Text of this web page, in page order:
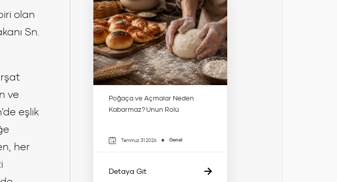
olan
Sn.
ve
eşlik
her
Poğaça ve Açmalar Neden
Kabarmaz? Unun Rolü
Temmuz 31 2026 Genel
Detaya Git